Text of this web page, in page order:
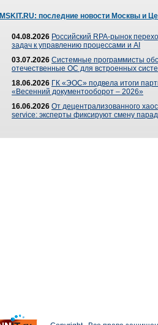
MSKIT.RU: последние новости Москвы и
04.08.2026 Российский RPA-рынок
задач к управлению процессами и AI
03.07.2026 Системные программисты
отечественные ОС для встроенных
18.06.2026 ГК «ЭОС» подвела итоги
«Весенний документооборот – 2026»
16.06.2026 От децентрализованного
service: эксперты фиксируют смену